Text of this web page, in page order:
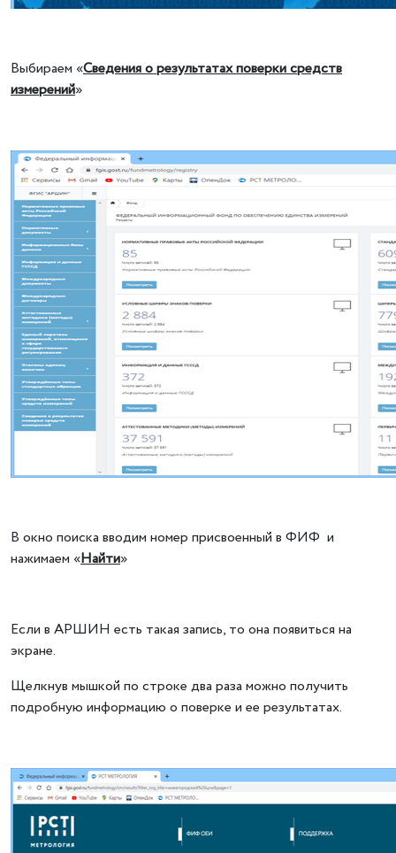
Выбираем «Сведения о результатах поверки средств
измерений»
В окно поиска вводим номер присвоенный в ФИФ и
нажимаем «Найти»
Если в АРШИН есть такая запись, то она появиться на
экране.
Щелкнув мышкой по строке два раза можно получить
подробную информацию о поверке и ее результатах.